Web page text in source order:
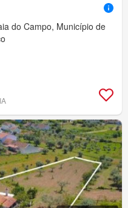
do Campo, Município de